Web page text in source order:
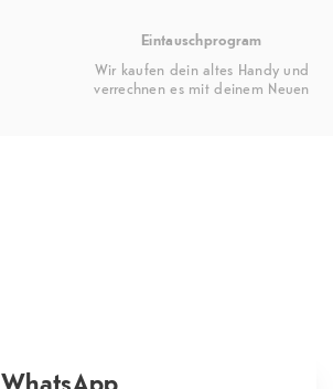
Eintauschprogram
Wir kaufen dein altes Handy und
verrechnen es mit deinem Neuen